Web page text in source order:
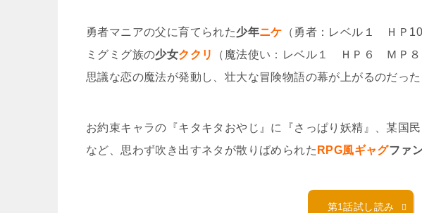
勇者マニアの父に育てられた少年ニケ （勇者：レベル１ ＨＰ
ミグミグ族の少女ククリ
（魔法使い：レベル１ ＨＰ６ ＭＰ８
思議な恋の魔法が発動し、壮大な冒険物語の幕が上がるのだった
お約束キャラの『キタキタおやじ』に『さっぱり妖精』、某国
など、思わず吹き出すネタが散りばめられた RPG風ギャグファ
第1話試し読み